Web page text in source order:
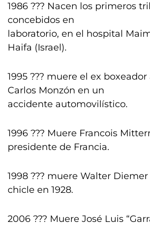
1986 ??? Nacen los primeros
concebidos en
laboratorio, en el hospital
Haifa (Israel).
1995 ??? muere el ex
Carlos Monzón en un
accidente automovilístico.
1996 ??? Muere Francois
presidente de Francia.
1998 ??? muere Walter
chicle en 1928.
2006 ??? Muere José Luis